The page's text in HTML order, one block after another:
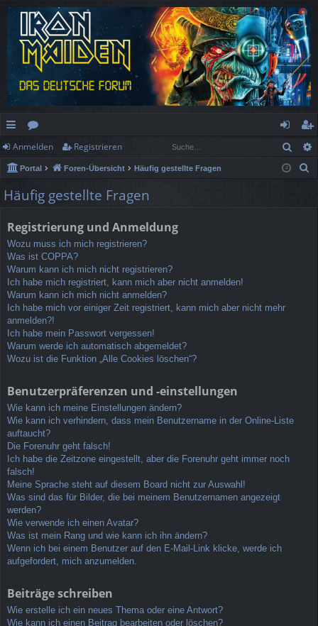
ch
ne
llz
rif
f
or
en
n
m
eg
ist
Anmelden Registrieren
Portal Foren-Übersicht Häufig gestellte Fragen
Häufig gestellte Fragen
Registrierung und Anmeldung
Wozu muss ich mich registrieren?
Was ist COPPA?
Warum kann ich mich nicht registrieren?
Ich habe mich registriert, kann mich aber nicht anmelden!
Warum kann ich mich nicht anmelden?
Ich habe mich vor einiger Zeit registriert, kann mich aber nicht mehr
anmelden?!
Ich habe mein Passwort vergessen!
Warum werde ich automatisch abgemeldet?
Wozu ist die Funktion „Alle Cookies löschen“?
Benutzerpräferenzen und -einstellungen
Wie kann ich meine Einstellungen ändern?
Wie kann ich verhindern, dass mein Benutzername in der Online-Liste
auftaucht?
Die Forenuhr geht falsch!
Ich habe die Zeitzone eingestellt, aber die Forenuhr geht immer noch
falsch!
Meine Sprache steht auf diesem Board nicht zur Auswahl!
Was sind das für Bilder, die bei meinem Benutzernamen angezeigt
werden?
Wie verwende ich einen Avatar?
Was ist mein Rang und wie kann ich ihn ändern?
Wenn ich bei einem Benutzer auf den E-Mail-Link klicke, werde ich
aufgefordert, mich anzumelden.
Beiträge schreiben
Wie erstelle ich ein neues Thema oder eine Antwort?
Wie kann ich einen Beitrag bearbeiten oder löschen?